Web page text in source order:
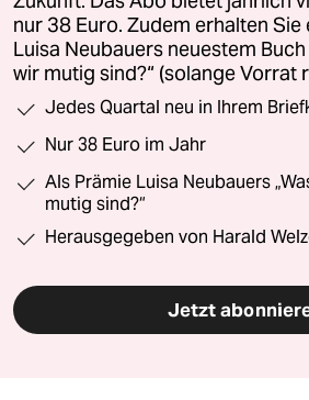
nur 38 Euro. Zudem erhalten Sie
Luisa Neubauers neuestem Buch
wir mutig sind?“ (solange Vorrat
Jedes Quartal neu in Ihrem
Nur 38 Euro im Jahr
Als Prämie Luisa Neubauers
mutig sind?“
Herausgegeben von Harald
Jetzt